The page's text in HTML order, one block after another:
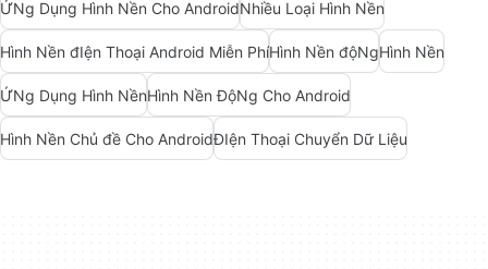
ỨNg Dụng Hình Nền Cho AndroidNhiều Loại Hình Nền
Hình Nền đIện Thoại Android Miễn PhíHình Nền độNgHình Nền
ỨNg Dụng Hình NềnHình Nền ĐộNg Cho Android
Hình Nền Chủ đề Cho AndroidĐIện Thoại Chuyển Dữ Liệu